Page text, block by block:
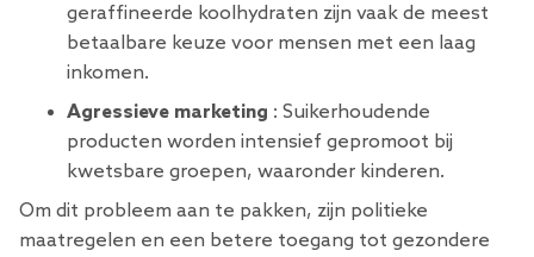
geraffineerde koolhydraten zijn vaak de meest
betaalbare keuze voor mensen met een laag
inkomen.
Agressieve marketing : Suikerhoudende
producten worden intensief gepromoot bij
kwetsbare groepen, waaronder kinderen.
Om dit probleem aan te pakken, zijn politieke
maatregelen en een betere toegang tot gezondere